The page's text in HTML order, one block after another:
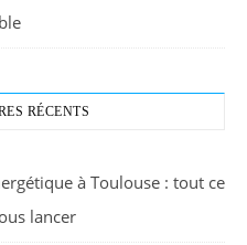
RÉCENTS
à Toulouse : tout ce
lancer